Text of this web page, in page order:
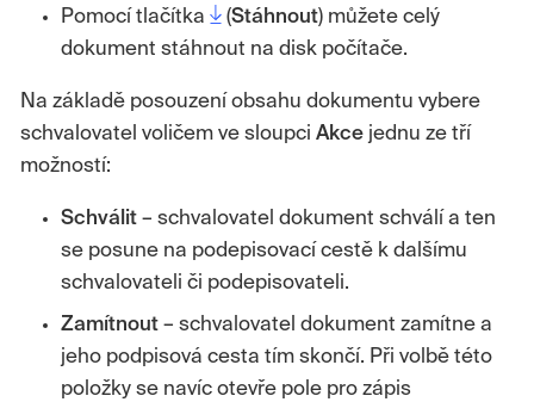
Pomocí tlačítka (Stáhnout) můžete celý
dokument stáhnout na disk počítače.
Na základě posouzení obsahu dokumentu vybere
schvalovatel voličem ve sloupci Akce jednu ze tří
možností:
Schválit – schvalovatel dokument schválí a ten
se posune na podepisovací cestě k dalšímu
schvalovateli či podepisovateli.
Zamítnout – schvalovatel dokument zamítne a
jeho podpisová cesta tím skončí. Při volbě této
položky se navíc otevře pole pro zápis